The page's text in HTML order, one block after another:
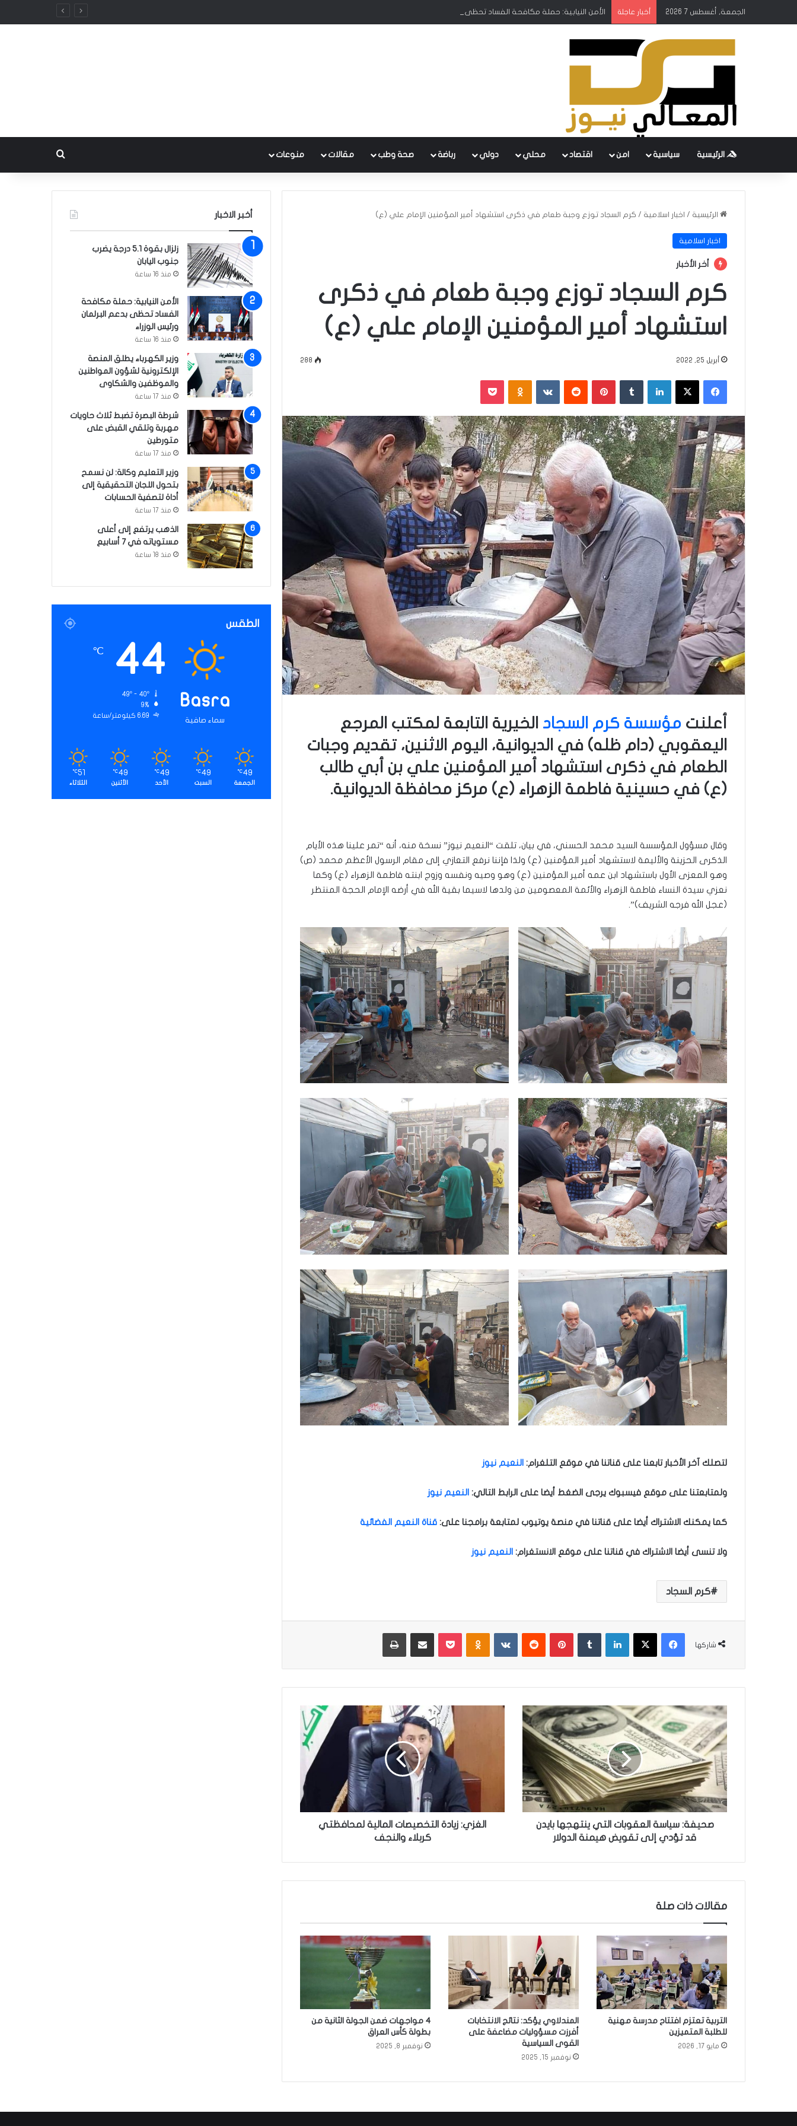
الجمعة, أغسطس 7 2026 أخبار عاجلة الأمن النيابية: حملة مكافحة الفساد تحظى بدعم البرلمان ورئيس الوزراء
الرئيسية سياسية امن اقتصاد محلي دولي رباضة صحة وطب مقالات منوعات
الرئيسية / اخبار اسلامية / كرم السجاد توزع وجبة طعام في ذكرى استشهاد أمير المؤمنين الإمام علي (ع)
اخبار اسلامية
أخر الأخبار
كرم السجاد توزع وجبة طعام في ذكرى
استشهاد أمير المؤمنين الإمام علي (ع)
أبريل 25, 2022 288
فيسبوك ‫X لينكدإن بينتيريست ‏VKontakte
أعلنت مؤسسة كرم السجاد الخيرية التابعة لمكتب المرجع
اليعقوبي (دام ظله) في الديوانية، اليوم الاثنين، تقديم وجبات
الطعام في ذكرى استشهاد أمير المؤمنين علي بن أبي طالب
(ع) في حسينية فاطمة الزهراء (ع) مركز محافظة الديوانية.
وقال مسؤول المؤسسة السيد محمد الحسني، في بيان، تلقت “النعيم نيوز” نسخة منه، أنه “تمر علينا هذه الأيام
الذكرى الحزينة والأليمة لاستشهاد أمير المؤمنين (ع) ولذا فإننا نرفع التعازي إلى مقام الرسول الأعظم محمد (ص)
وهو المعزى الأول باستشهاد ابن عمه أمير المؤمنين (ع) وهو وصيه ونفسه وزوج ابنته فاطمة الزهراء (ع) وكما
نعزي سيدة النساء فاطمة الزهراء والأئمة المعصومين من ولدها لاسيما بقية الله في أرضه الإمام الحجة المنتظر
(عجل الله فرجه الشريف)”.
لتصلك آخر الأخبار تابعنا على قناتنا في موقع التلغرام: النعيم نيوز
ولمتابعتنا على موقع فيسبوك يرجى الضغط أيضا على الرابط التالي: النعيم نيوز
كما يمكنك الاشتراك أيضا على قناتنا في منصة يوتيوب لمتابعة برامجنا على: قناة النعيم الفضائية
ولا تنسى أيضا الاشتراك في قناتنا على موقع الانستغرام: النعيم نيوز
كرم السجاد
شاركها
فيسبوك ‫X لينكدإن بينتيريست ‏VKontakte
ص
ح
ي
ف
ة
:
س
ي
ا
ل
ب
ا
ت
ي
ي
ن
ت
ه
ج
ي
صحيفة: سياسة العقوبات التي ينتهجها بايدن
قد تؤدي إلى تقويض هيمنة الدولار
ا
ل
ص
ا
م
ل
ي
ة
ظ
الغزي: زيادة التخصيصات المالية لمحافظتي
كربلاء والنجف
مقالات ذات صلة
التربية تعتزم افتتاح مدرسة مهنية
للطلبة المتميزين
مايو 17, 2026
المندلاوي يؤكد: نتائج الانتخابات
أفرزت مسؤوليات مضاعفة على
القوى السياسية
نوفمبر 15, 2025
4 مواجهات ضمن الجولة الثانية من
بطولة كأس العراق
نوفمبر 8, 2025
أخبر الاخبار
زلزال بقوة 5.1 درجة يضرب
جنوب اليابان
منذ 16 ساعة
الأمن النيابية: حملة مكافحة
الفساد تحظى بدعم البرلمان
ورئيس الوزراء
منذ 16 ساعة
وزير الكهرباء يطلق المنصة
الإلكترونية لشؤون المواطنين
والموظفين والشكاوى
منذ 17 ساعة
شرطة البصرة تضبط ثلاث حاويات
مهربة وتلقي القبض على
متورطين
منذ 17 ساعة
وزير التعليم وكالة: لن نسمح
بتحول اللجان التحقيقية إلى
أداة لتصفية الحسابات
منذ 17 ساعة
الذهب يرتفع إلى أعلى
مستوياته في 7 أسابيع
منذ 18 ساعة
الطقس
Basra
سماء صافية
44
℃
9%
6.69 كيلومتر/ساعة
49
℃
الجمعة
49
℃
السبت
49
℃
الأحد
49
℃
الأثنين
51
℃
الثلاثاء